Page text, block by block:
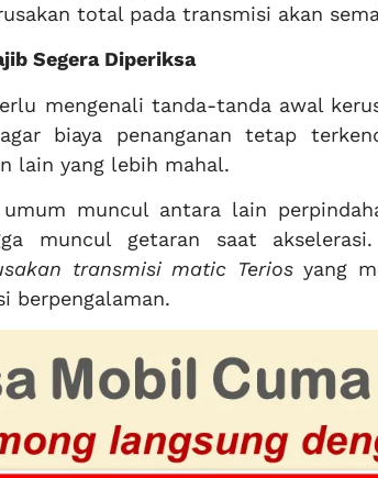
total pada transmisi akan
Segera Diperiksa
mengenali tanda-tanda awal
biaya penanganan tetap
lain yang lebih mahal.
umum muncul antara lain
muncul getaran saat
transmisi matic Teriosyang
berpengalaman.